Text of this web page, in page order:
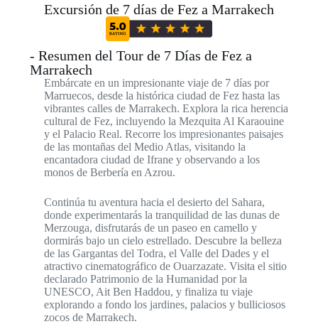
Excursión de 7 días de Fez a Marrakech
- Resumen del Tour de 7 Días de Fez a
Marrakech
Embárcate en un impresionante viaje de 7 días por
Marruecos, desde la histórica ciudad de Fez hasta las
vibrantes calles de Marrakech. Explora la rica herencia
cultural de Fez, incluyendo la Mezquita Al Karaouine
y el Palacio Real. Recorre los impresionantes paisajes
de las montañas del Medio Atlas, visitando la
encantadora ciudad de Ifrane y observando a los
monos de Berbería en Azrou.
Continúa tu aventura hacia el desierto del Sahara,
donde experimentarás la tranquilidad de las dunas de
Merzouga, disfrutarás de un paseo en camello y
dormirás bajo un cielo estrellado. Descubre la belleza
de las Gargantas del Todra, el Valle del Dades y el
atractivo cinematográfico de Ouarzazate. Visita el sitio
declarado Patrimonio de la Humanidad por la
UNESCO, Ait Ben Haddou, y finaliza tu viaje
explorando a fondo los jardines, palacios y bulliciosos
zocos de Marrakech.